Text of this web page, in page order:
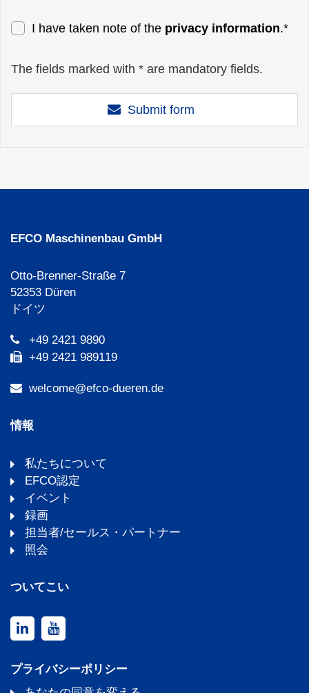
I have taken note of the privacy information.*
The fields marked with * are mandatory fields.
Submit form
EFCO Maschinenbau GmbH
Otto-Brenner-Straße 7
52353 Düren
ドイツ
+49 2421 9890
+49 2421 989119
welcome@efco-dueren.de
情報
私たちについて
EFCO認定
イベント
録画
担当者/セールス・パートナー
照会
ついてこい
プライバシーポリシー